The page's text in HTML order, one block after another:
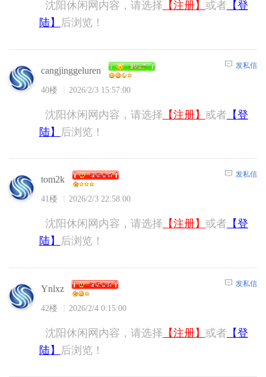
沈阳休闲网内容，请选择 【注册】 或者 【登
陆】
后浏览！
cangjinggeluren
40楼 2026/2/3 15:57:00
发私信
沈阳休闲网内容，请选择 【注册】 或者 【登
陆】
后浏览！
tom2k
41楼 2026/2/3 22:58:00
发私信
沈阳休闲网内容，请选择 【注册】 或者 【登
陆】
后浏览！
Ynlxz
42楼 2026/2/4 0:15:00
发私信
沈阳休闲网内容，请选择 【注册】 或者 【登
陆】
后浏览！